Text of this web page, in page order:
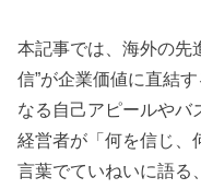
本記事では、海外の先
信”が企業価値に直結
なる自己アピールやバ
経営者が「何を信じ、
言葉でていねいに語る